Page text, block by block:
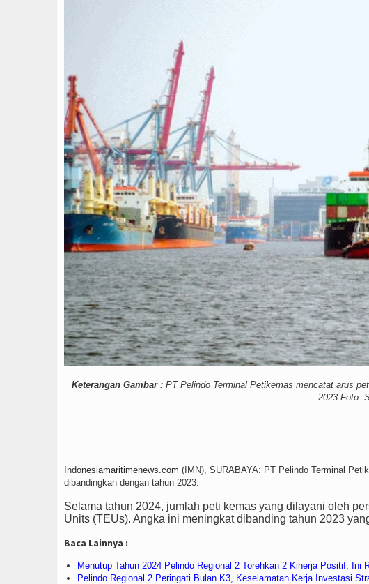
Keterangan Gambar : PT Pelindo Terminal Petikemas mencatat arus
2023.Foto:
Indonesiamaritimenews.com (IMN), SURABAYA: PT Pelindo Terminal
dibandingkan dengan tahun 2023.
Selama tahun 2024, jumlah peti kemas yang dilayani oleh
Units (TEUs). Angka ini meningkat dibanding tahun 2023
Baca Lainnya :
Menutup Tahun 2024 Pelindo Regional 2 Torehkan 2 Kinerja Positif, Ini
Pelindo Regional 2 Peringati Bulan K3, Keselamatan Kerja Investasi